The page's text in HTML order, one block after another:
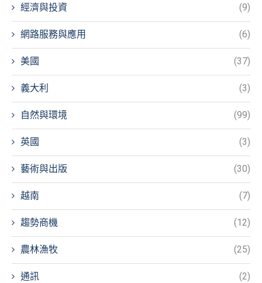
經濟與投資 (9)
網路服務與應用 (6)
美國 (37)
義大利 (3)
自然與環境 (99)
英國 (3)
藝術與出版 (30)
越南 (7)
趨勢商機 (12)
農林漁牧 (25)
通訊 (2)